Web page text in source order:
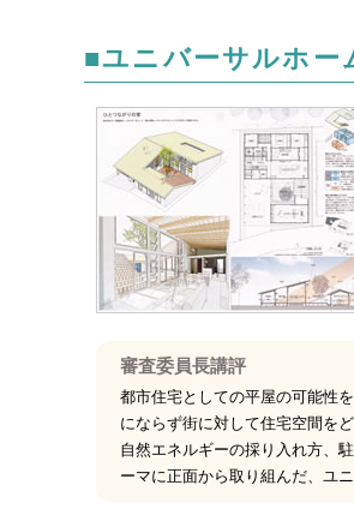
■ユニバーサルホー
審査委員長講評
都市住宅としての平屋の可能性
にならず街に対して住宅空間を
自然エネルギーの採り入れ方、
ーマに正面から取り組んだ、ユ